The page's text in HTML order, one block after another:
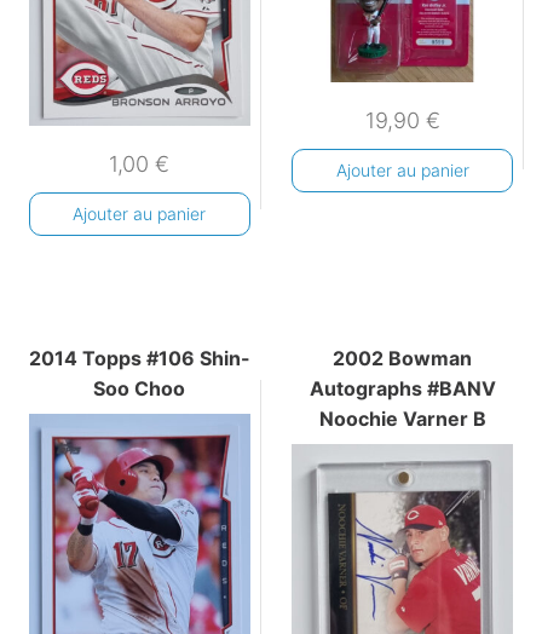
1,00€
Ajouter au panier
19,90 €
Ajouter au panier
2014 Topps #106 Shin-
Soo Choo
2002 Bowman
Autographs #BANV
Noochie Varner B